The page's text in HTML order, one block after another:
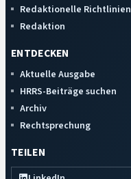
Redaktionelle Richtlinien
Redaktion
ENTDECKEN
Aktuelle Ausgabe
HRRS-Beiträge suchen
Archiv
Rechtsprechung
TEILEN